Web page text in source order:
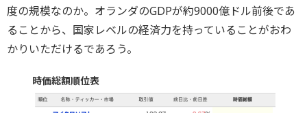
度の規模なのか。オランダのGDPが約9000億ドル前後であ
ることから、国家レベルの経済力を持っていることがおわ
かりいただけるであろう。
時価総額順位表